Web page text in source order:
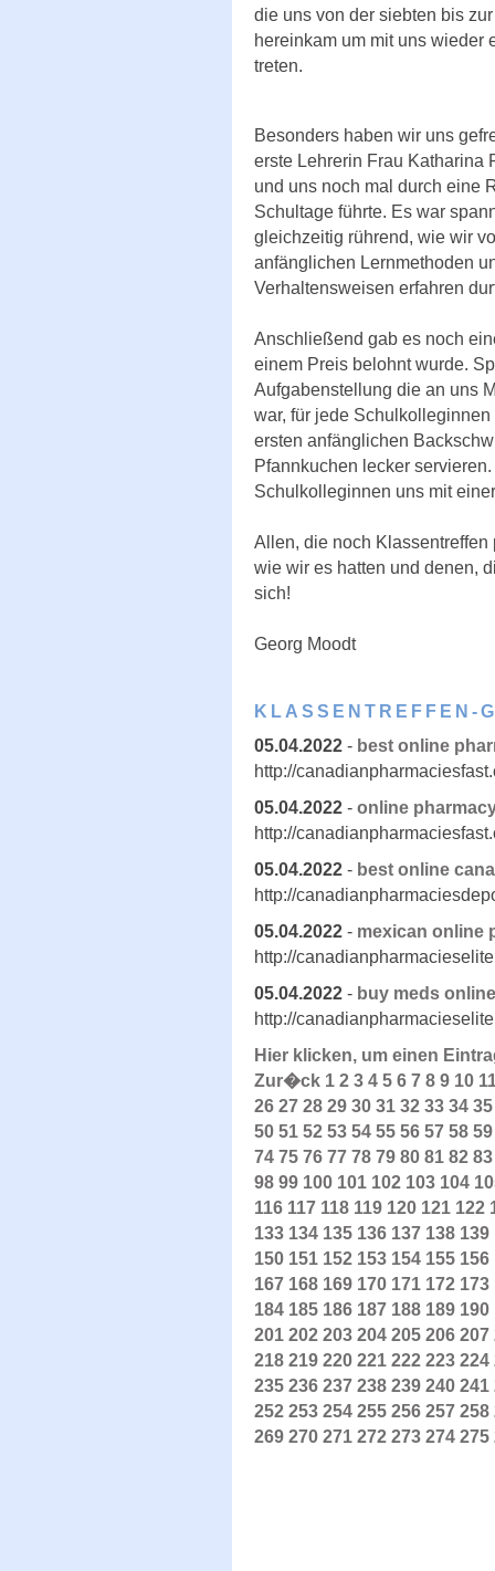
die uns von der siebten bis
hereinkam um mit uns wieder
treten.
Besonders haben wir uns
erste Lehrerin Frau Katharina
und uns noch mal durch eine
Schultage führte. Es war
gleichzeitig rührend, wie wir
anfänglichen Lernmethoden
Verhaltensweisen erfahren
Anschließend gab es noch
einem Preis belohnt wurde.
Aufgabenstellung die an uns
war, für jede
ersten anfänglichen
Pfannkuchen lecker
Schulkolleginnen uns mit
Allen, die noch
wie wir es hatten und denen,
sich!
Georg Moodt
KLASSENTREFFEN-
05.04.2022 - best online
http://
05.04.2022 - online
http://
05.04.2022 - best online
http://
05.04.2022 - mexican online
http://
05.04.2022 - buy meds online
http://
Hier klicken, um einen
Zur�ck 1 2 3 4 5 6 7 8 9 10
26 27 28 29 30 31 32 33 34 35
50 51 52 53 54 55 56 57 58 59
74 75 76 77 78 79 80 81 82 83
98 99 100 101 102 103 104
116 117 118 119 120 121 122
133 134 135 136 137 138 139
150 151 152 153 154 155 156
167 168 169 170 171 172 173
184 185 186 187 188 189 190
201 202 203 204 205 206 207
218 219 220 221 222 223 224
235 236 237 238 239 240 241
252 253 254 255 256 257 258
269 270 271 272 273 274 275